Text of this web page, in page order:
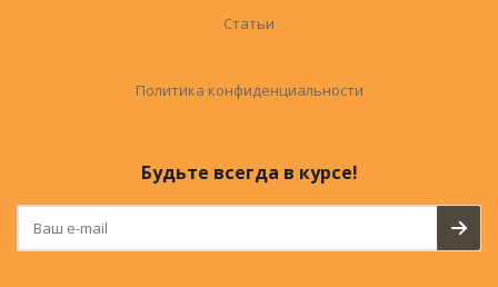
Статьи
Политика конфиденциальности
Будьте всегда в курсе!